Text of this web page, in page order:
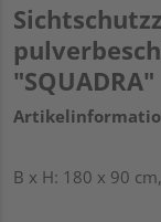
"SQUADRA"
B x H: 180 x 90